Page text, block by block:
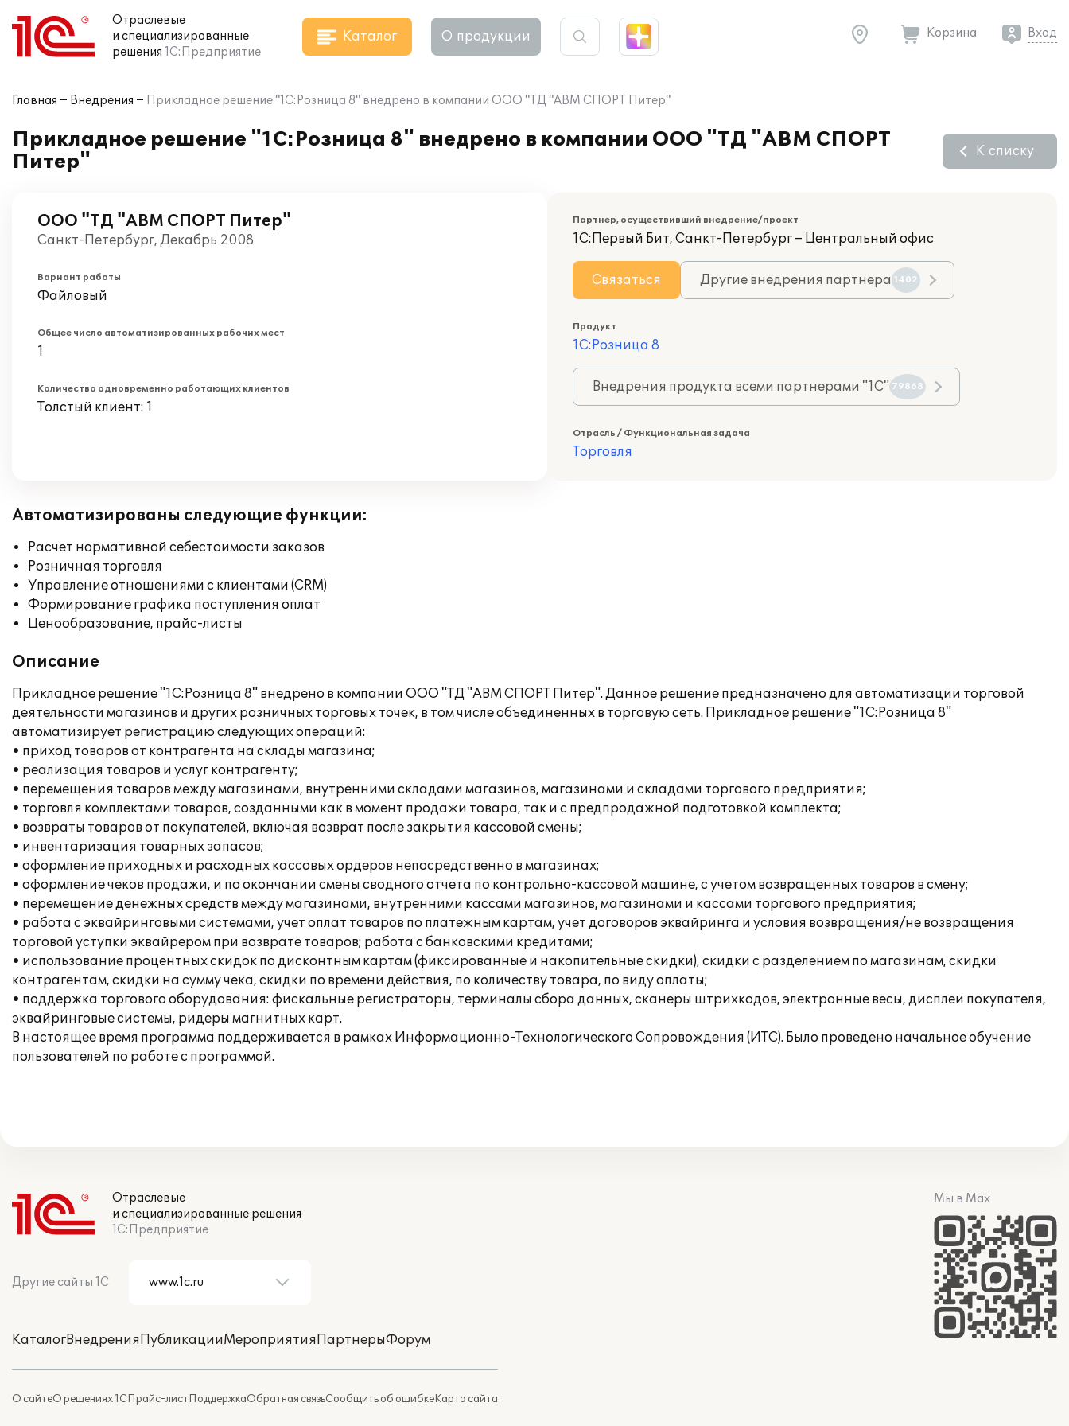
Отраслевые
и специализированные
решения 1С:Предприятие
Каталог О продукции Корзина Вход
Главная Внедрения Прикладное решение "1С:Розница 8" внедрено в компании ООО "ТД "АВМ СПОРТ Питер"
Прикладное решение "1С:Розница 8" внедрено в компании ООО "ТД "АВМ СПОРТ
Питер"
К списку
ООО "ТД "АВМ СПОРТ Питер"
Санкт-Петербург, Декабрь 2008
Вариант работы
Файловый
Общее число автоматизированных рабочих мест
1
Количество одновременно работающих клиентов
Толстый клиент: 1
Партнер, осуществивший внедрение/проект
1С:Первый Бит, Санкт-Петербург – Центральный офис
Связаться Другие внедрения партнера 1402
Продукт
1С:Розница 8
Внедрения продукта всеми партнерами "1С" 79868
Отрасль / Функциональная задача
Торговля
Автоматизированы следующие функции:
Расчет нормативной себестоимости заказов
Розничная торговля
Управление отношениями с клиентами (CRM)
Формирование графика поступления оплат
Ценообразование, прайс-листы
Описание
Прикладное решение "1С:Розница 8" внедрено в компании ООО "ТД "АВМ СПОРТ Питер". Данное решение предназначено для автоматизации торговой
деятельности магазинов и других розничных торговых точек, в том числе объединенных в торговую сеть. Прикладное решение "1С:Розница 8"
автоматизирует регистрацию следующих операций:
• приход товаров от контрагента на склады магазина;
• реализация товаров и услуг контрагенту;
• перемещения товаров между магазинами, внутренними складами магазинов, магазинами и складами торгового предприятия;
• торговля комплектами товаров, созданными как в момент продажи товара, так и с предпродажной подготовкой комплекта;
• возвраты товаров от покупателей, включая возврат после закрытия кассовой смены;
• инвентаризация товарных запасов;
• оформление приходных и расходных кассовых ордеров непосредственно в магазинах;
• оформление чеков продажи, и по окончании смены сводного отчета по контрольно-кассовой машине, с учетом возвращенных товаров в смену;
• перемещение денежных средств между магазинами, внутренними кассами магазинов, магазинами и кассами торгового предприятия;
• работа с эквайринговыми системами, учет оплат товаров по платежным картам, учет договоров эквайринга и условия возвращения/не возвращения
торговой уступки эквайрером при возврате товаров; работа с банковскими кредитами;
• использование процентных скидок по дисконтным картам (фиксированные и накопительные скидки), скидки с разделением по магазинам, скидки
контрагентам, скидки на сумму чека, скидки по времени действия, по количеству товара, по виду оплаты;
• поддержка торгового оборудования: фискальные регистраторы, терминалы сбора данных, сканеры штрихкодов, электронные весы, дисплеи покупателя,
эквайринговые системы, ридеры магнитных карт.
В настоящее время программа поддерживается в рамках Информационно-Технологического Сопровождения (ИТС). Было проведено начальное обучение
пользователей по работе с программой.
Отраслевые
и специализированные решения
1С:Предприятие
Другие сайты 1С
КаталогВнедренияПубликацииМероприятияПартнерыФорум
О сайтеО решениях 1СПрайс-листПоддержкаОбратная связьСообщить об ошибкеКарта сайта
Мы в Max